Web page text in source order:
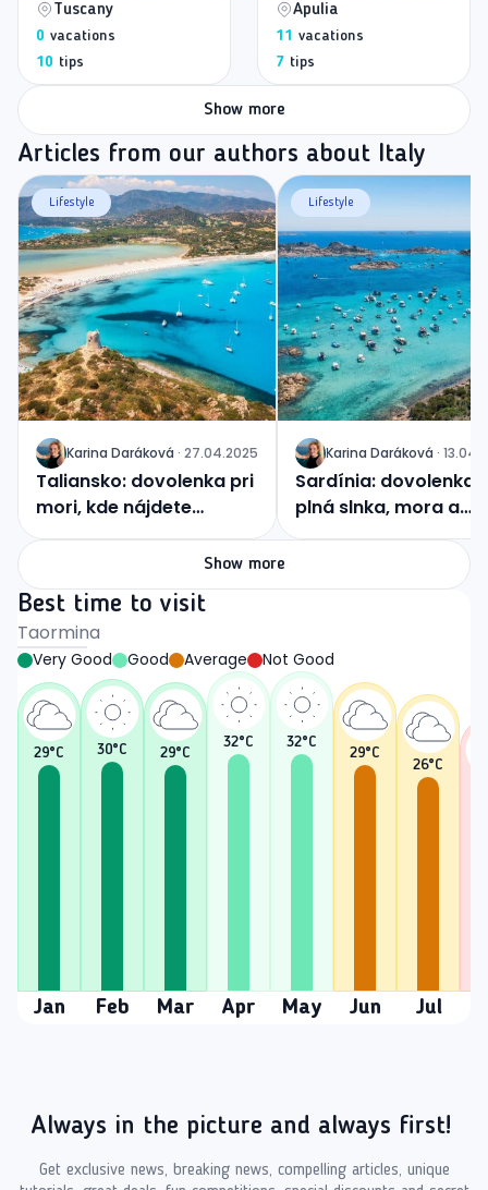
Tuscany
0 vacations
10 tips
Apulia
11 vacations
7 tips
Show more
Articles from our authors about Italy
J Karina Daráková · 27.04.2025
Taliansko: dovolenka pri
mori, kde nájdete
romantiku aj
Lifestyle
J Karina Daráková ·
Sardínia: dovolenka
plná slnka, mora a
jedinečných zážitkov
Lifestyle
Show more
Best time to visit
Taormina
Very Good Good Average Not Good
29°C
Jan
30°C
Feb
29°C
Mar
32°C
Apr
32°C
May
29°C
Jun
26°C
Jul
Always in the picture and always first!
Get exclusive news, breaking news, compelling articles, unique